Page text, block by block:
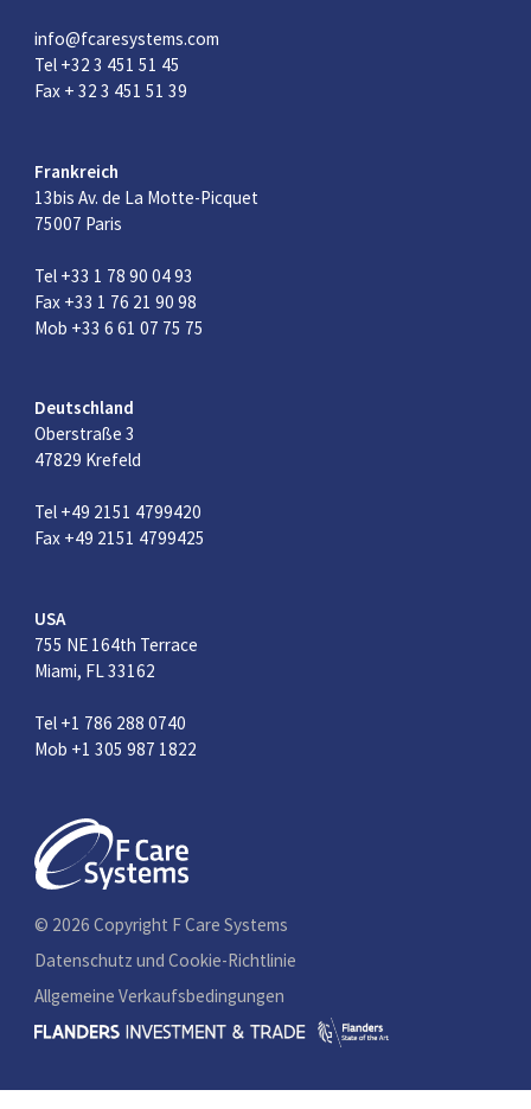
info@fcaresystems.com
Tel +32 3 451 51 45
Fax + 32 3 451 51 39
Frankreich
13bis Av. de La Motte-Picquet
75007 Paris
Tel +33 1 78 90 04 93
Fax +33 1 76 21 90 98
Mob +33 6 61 07 75 75
Deutschland
Oberstraße 3
47829 Krefeld
Tel +49 2151 4799420
Fax +49 2151 4799425
USA
755 NE 164th Terrace
Miami, FL 33162
Tel +1 786 288 0740
Mob +1 305 987 1822
© 2026 Copyright F Care Systems
Datenschutz und Cookie-Richtlinie
Allgemeine Verkaufsbedingungen